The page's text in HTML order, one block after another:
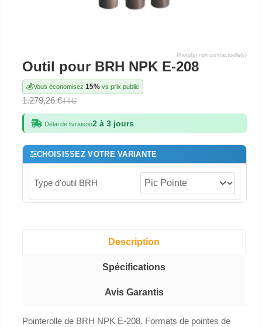
Photo(s) non contractuelle(s)
Outil pour BRH NPK E-208
💰Vous économisez 15% vs prix public
1.279,26 €TTC
Délai de livraison2 à 3 jours
CHOISISSEZ VOTRE VARIANTE
Type d'outil BRH
Description
Spécifications
Avis Garantis
Pointerolle de BRH NPK E-208. Formats de pointes de